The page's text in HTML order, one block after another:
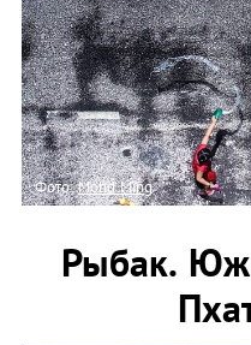
Фото:Mohd Ming
Рыбак.